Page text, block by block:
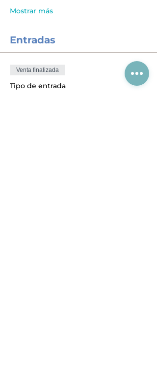
Mostrar más
Entradas
Venta finalizada
Tipo de entrada